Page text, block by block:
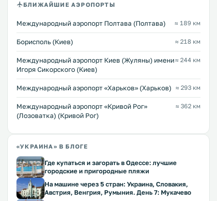
БЛИЖАЙШИЕ АЭРОПОРТЫ
Международный аэропорт Полтава (Полтава) ≈ 189 км
Борисполь (Киев) ≈ 218 км
Международный аэропорт Киев (Жуляны) имени
Игоря Сикорского (Киев)
≈ 244 км
Международный аэропорт «Харьков» (Харьков) ≈ 293 км
Международный аэропорт «Кривой Рог»
(Лозоватка) (Кривой Рог)
≈ 362 км
«УКРАИНА» В БЛОГЕ
Где купаться и загорать в Одессе: лучшие
городские и пригородные пляжи
На машине через 5 стран: Украина, Словакия,
Австрия, Венгрия, Румыния. День 7: Мукачево